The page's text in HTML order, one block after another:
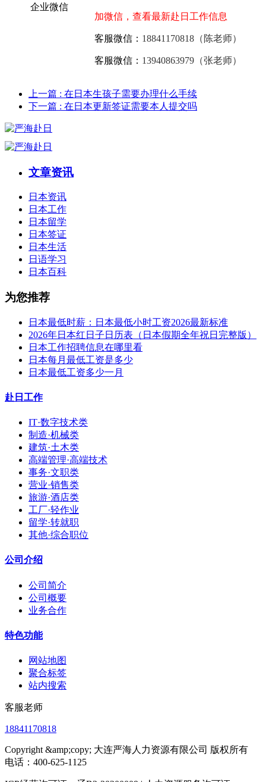
加微信，查看最新赴日工作信息
客服微信： 18841170818（陈老师）
客服微信： 13940863979（张老师）
上一篇 : 在日本生孩子需要办理什么手续
下一篇 : 在日本更新签证需要本人提交吗
文章资讯
日本资讯
日本工作
日本留学
日本签证
日本生活
日语学习
日本百科
为您推荐
日本最低时薪：日本最低小时工资2026最新标准
2026年日本红日子日历表（日本假期全年祝日完整版）
日本工作招聘信息在哪里看
日本每月最低工资是多少
日本最低工资多少一月
赴日工作
IT·数字技术类
制造·机械类
建筑·土木类
高端管理·高端技术
事务·文职类
营业·销售类
旅游·酒店类
工厂·轻作业
留学·转就职
其他·综合职位
公司介绍
公司简介
公司概要
业务合作
特色功能
网站地图
聚合标签
站内搜索
客服老师
18841170818
Copyright &amp;copy; 大连严海人力资源有限公司 版权所有
电话：400-625-1125